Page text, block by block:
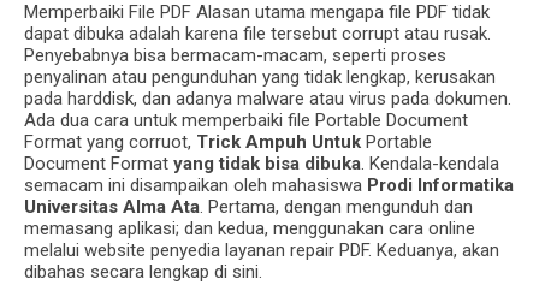
Memperbaiki File PDF Alasan utama mengapa file PDF tidak
dapat dibuka adalah karena file tersebut corrupt atau rusak.
Penyebabnya bisa bermacam-macam, seperti proses
penyalinan atau pengunduhan yang tidak lengkap, kerusakan
pada harddisk, dan adanya malware atau virus pada dokumen.
Ada dua cara untuk memperbaiki file Portable Document
Format yang corruot, Trick Ampuh Untuk Portable
Document Format yang tidak bisa dibuka. Kendala-kendala
semacam ini disampaikan oleh mahasiswa Prodi Informatika
Universitas Alma Ata. Pertama, dengan mengunduh dan
memasang aplikasi; dan kedua, menggunakan cara online
melalui website penyedia layanan repair PDF. Keduanya, akan
dibahas secara lengkap di sini.